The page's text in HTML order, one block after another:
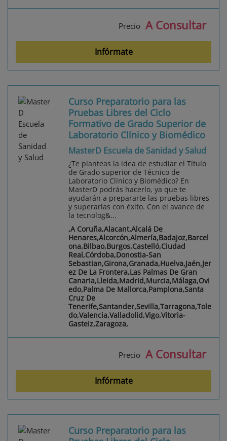
Precio A Consultar
Infórmate
Curso Preparatorio para las
Pruebas Libres del Ciclo
Formativo de Grado Superior de
Laboratorio Clínico y Biomédico
MasterD Escuela de Sanidad y Salud
¿Te planteas la idea de estudiar el Título
de Grado superior de Técnico de
Laboratorio Clínico y Biomédico? En
MasterD podrás hacerlo, ya que te
ayudarán a prepararte las pruebas libres
y superarlas con éxito. Con el avance de
la tecnolog&...
,A Coruña,Alacant,Alcalá De
Henares,Alcorcón,Almería,Badajoz,Barcel
ona,Bilbao,Burgos,Castelló,Ciudad
Real,Córdoba,Donostia-San
Sebastian,Girona,Granada,Huelva,Jaén,Jer
ez De La Frontera,Las Palmas De Gran
Canaria,Lleida,Madrid,Murcia,Málaga,Ovi
edo,Palma De Mallorca,Pamplona,Santa
Cruz De
Tenerife,Santander,Sevilla,Tarragona,Tole
do,Valencia,Valladolid,Vigo,Vitoria-
Gasteiz,Zaragoza,
Precio A Consultar
Infórmate
Curso Preparatorio para las